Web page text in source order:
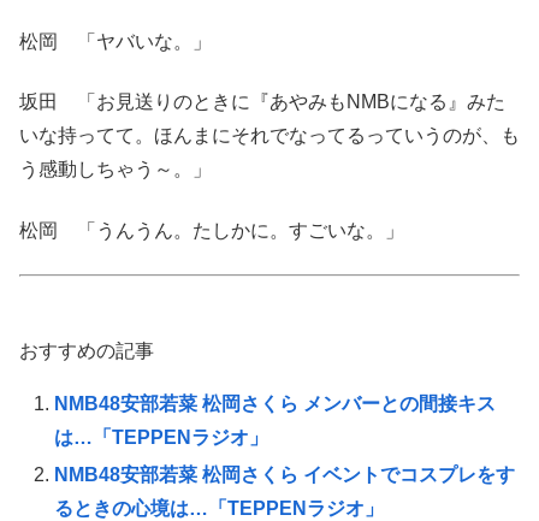
松岡 「ヤバいな。」
坂田 「お見送りのときに『あやみもNMBになる』みた
いな持ってて。ほんまにそれでなってるっていうのが、も
う感動しちゃう～。」
松岡 「うんうん。たしかに。すごいな。」
おすすめの記事
NMB48安部若菜 松岡さくら メンバーとの間接キス
は…「TEPPENラジオ」
NMB48安部若菜 松岡さくら イベントでコスプレをす
るときの心境は…「TEPPENラジオ」